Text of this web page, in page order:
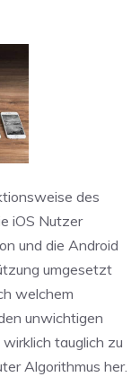
des
iOS Nutzer
und die Android
umgesetzt
welchem
unwichtigen
tauglich zu
Algorithmus her.